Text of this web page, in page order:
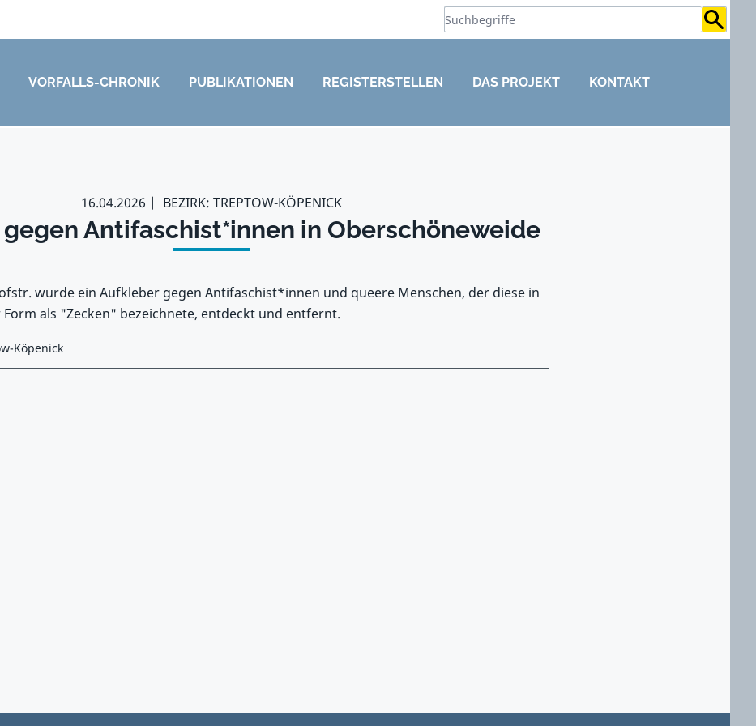
VORFALLS-CHRONIK PUBLIKATIONEN REGISTERSTELLEN DAS PROJEKT KONTAKT
16.04.2026 BEZIRK: TREPTOW-KÖPENICK
Antifaschist*innen in Oberschöneweide
wurde ein Aufkleber gegen Antifaschist*innen und queere Menschen, der diese in
als "Zecken" bezeichnete, entdeckt und entfernt.
Köpenick